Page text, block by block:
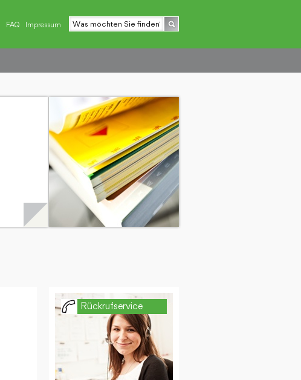
FAQ Impressum
Rückrufservice